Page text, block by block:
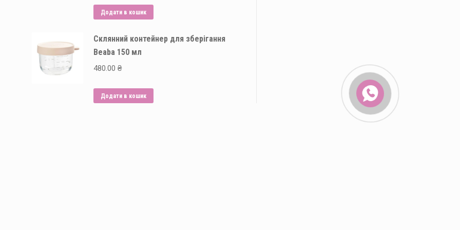
Додати в кошик
Склянний контейнер для зберігання
Beaba 150 мл
480.00 ₴
Додати в кошик